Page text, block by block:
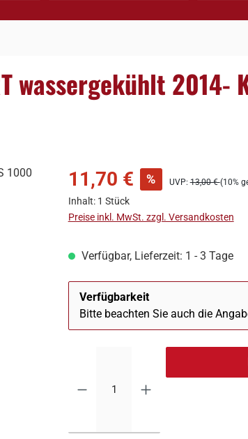
wassergekühlt 2014-
11,70 € % UVP:13,00 €(10%
Inhalt: 1 Stück
Preise inkl. MwSt. zzgl. Versandkosten
Verfügbar, Lieferzeit: 1 - 3 Tage
Verfügbarkeit
Bitte beachten Sie auch die